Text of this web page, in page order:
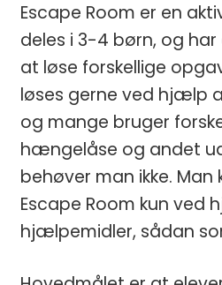
Escape Room er en
deles i 3-4 børn, og
at løse forskellige
løses gerne ved hjælp
og mange bruger
hængelåse og andet
behøver man ikke.
Escape Room kun ved
hjælpemidler, sådan